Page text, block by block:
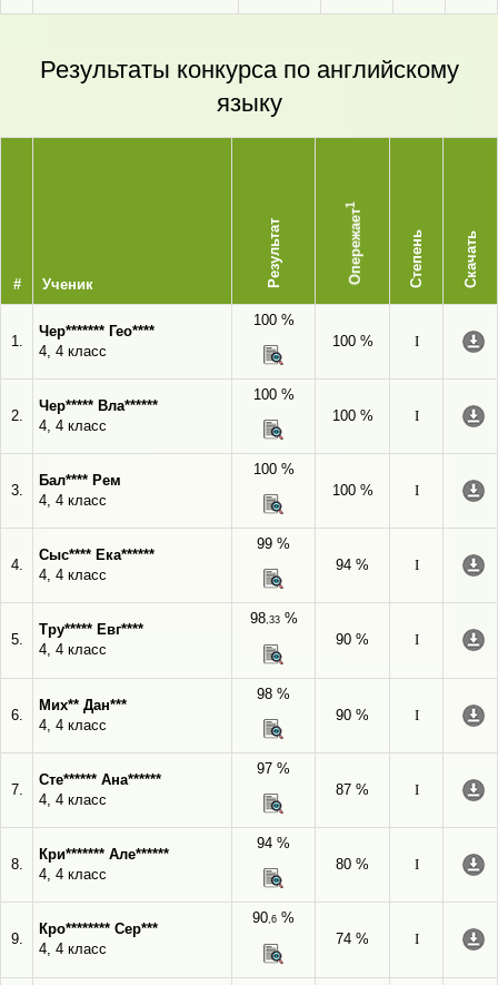
Результаты конкурса по английскому
языку
# Ученик Результат Опережает
1
Степень Скачать
1.
Чер******* Гео****
4, 4 класс
100 %
100 %
I
2.
Чер***** Вла******
4, 4 класс
100 %
100 %
I
3.
Бал**** Рем
4, 4 класс
100 %
100 %
I
4.
Сыс**** Ека******
4, 4 класс
99 %
94 %
I
5.
Тру***** Евг****
4, 4 класс
98,33%
90 %
I
6.
Мих** Дан***
4, 4 класс
98 %
90 %
I
7.
Сте****** Ана******
4, 4 класс
97 %
87 %
I
8.
Кри******* Але******
4, 4 класс
94 %
80 %
I
9.
Кро******** Сер***
4, 4 класс
90,6 %
74 %
I